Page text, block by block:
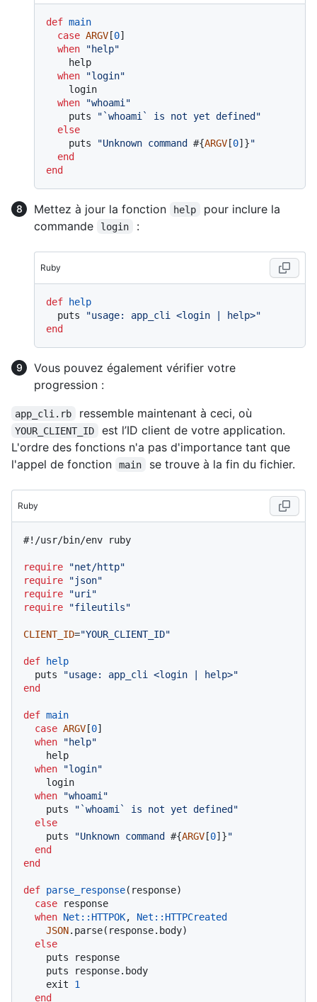
def main
case ARGV [0]
when
"help"
when
"login"
when
"whoami"
    puts
"`whoami` is not yet defined"
else
    puts
"Unknown command #{ARGV [0]}"
end
end
Mettez à jour la fonction help
pour inclure la
commande
login :
Ruby
def
help
  puts
"usage: app_cli <login | help>"
end
Vous pouvez également vérifier votre
progression :
app_cli.rb ressemble maintenant à ceci, où
YOUR_CLIENT_ID
est l’ID client de votre application.
L'ordre des fonctions n'a pas d'importance tant que
l'appel de fonction
main se trouve à la fin du fichier.
Ruby
#!/usr/bin/env ruby
require
"net/http"
require
"json"
require
"uri"
require
"fileutils"
CLIENT_ID="YOUR_CLIENT_ID"
def
help
  puts
"usage: app_cli <login | help>"
end
def main
case ARGV [0]
when
"help"
when
"login"
when
"whoami"
    puts
"`whoami` is not yet defined"
else
    puts
"Unknown command #{ARGV [0]}"
end
end
def parse_response( response)
case response
when Net : :HTTPOK, Net : :HTTPCreated
JSON.parse(response.body)
else
    exit
1
end